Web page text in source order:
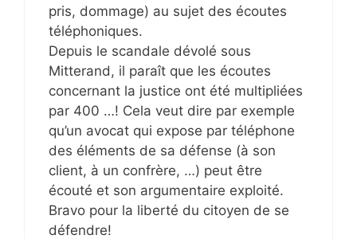
pris, dommage) au sujet des écoutes
téléphoniques.
Depuis le scandale dévolé sous
Mitterand, il paraît que les écoutes
concernant la justice ont été multipliées
par 400 …! Cela veut dire par exemple
qu’un avocat qui expose par téléphone
des éléments de sa défense (à son
client, à un confrère, …) peut être
écouté et son argumentaire exploité.
Bravo pour la liberté du citoyen de se
défendre!